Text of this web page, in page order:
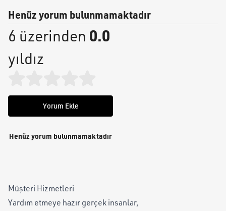
Henüz yorum bulunmamaktadır
6 üzerinden 0.0
yıldız
Yorum Ekle
Henüz yorum bulunmamaktadır
Müşteri Hizmetleri
Yardım etmeye hazır gerçek insanlar,